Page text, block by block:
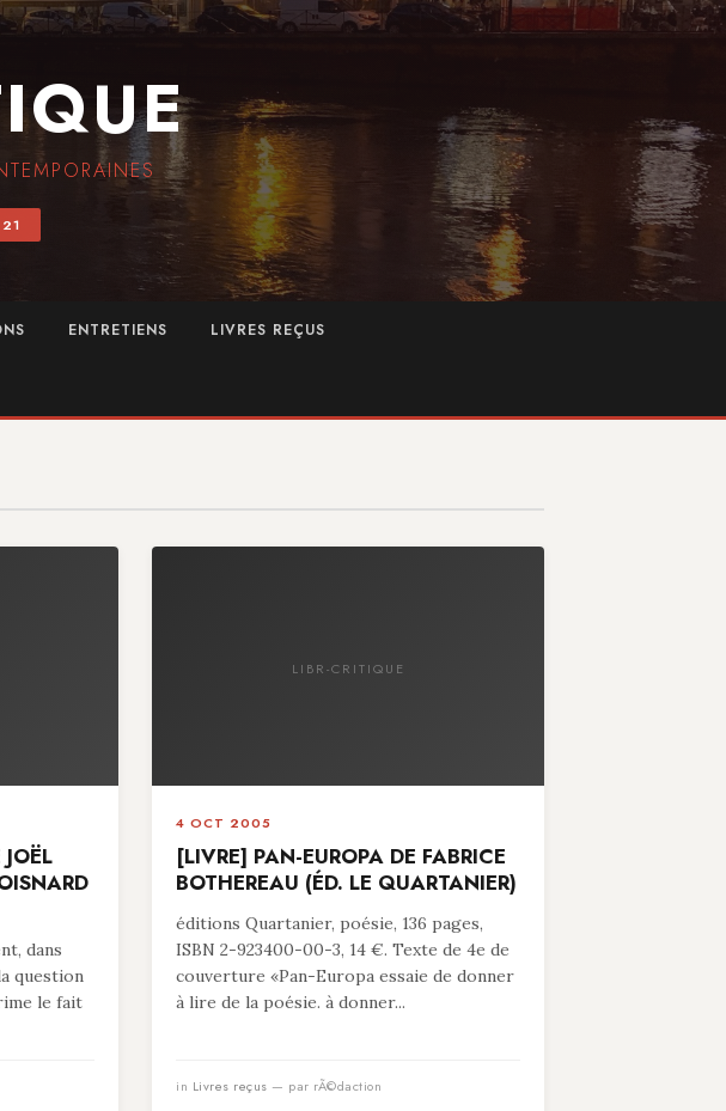
ENTRETIENS LIVRES REÇUS
dans
question
le fait
LIBR-CRITIQUE
4 OCT 2005
[LIVRE] PAN-EUROPA DE FABRICE
BOTHEREAU (ÉD. LE QUARTANIER)
éditions Quartanier, poésie, 136 pages,
ISBN 2-923400-00-3, 14 €. Texte de 4e de
couverture «Pan-Europa essaie de donner
à lire de la poésie. à donner...
in Livres reçus — par rÃ©daction